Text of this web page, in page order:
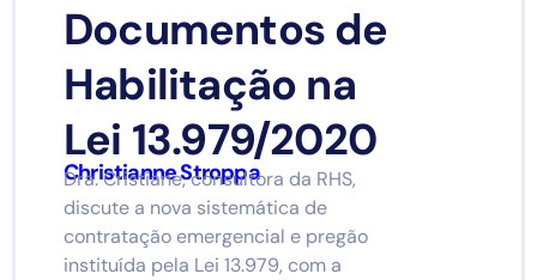
Documentos de
Habilitação na
Lei 13.979/2020
Christianne Stroppa
Dra. Cristiane, consultora da RHS,
discute a nova sistemática de
contratação emergencial e pregão
instituída pela Lei 13.979, com a